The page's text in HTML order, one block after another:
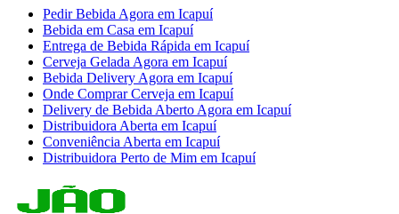
Pedir Bebida Agora em Icapuí
Bebida em Casa em Icapuí
Entrega de Bebida Rápida em Icapuí
Cerveja Gelada Agora em Icapuí
Bebida Delivery Agora em Icapuí
Onde Comprar Cerveja em Icapuí
Delivery de Bebida Aberto Agora em Icapuí
Distribuidora Aberta em Icapuí
Conveniência Aberta em Icapuí
Distribuidora Perto de Mim em Icapuí